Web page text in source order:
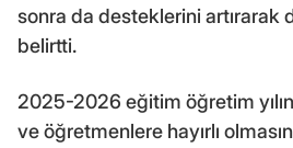
sonra da desteklerini artırarak
belirtti.
2025-2026 eğitim öğretim
ve öğretmenlere hayırlı